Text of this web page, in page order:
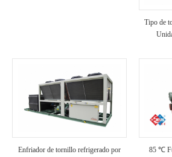
Tipo de
Enfriador de tornillo refrigerado por
85 ℃